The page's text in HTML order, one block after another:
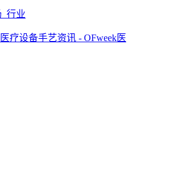
行业
疗设备手艺资讯 - OFweek医